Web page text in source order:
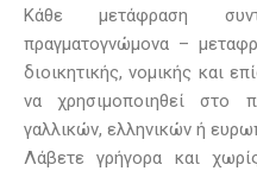
Κάθε μετάφραση
πραγματογνώμονα –
διοικητικής, νομικής και
να χρησιμοποιηθεί στο
γαλλικών, ελληνικών ή
Λάβετε γρήγορα και